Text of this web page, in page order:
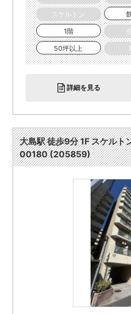
スケルトン
1階
50坪以上
詳細を見る
大島駅 徒歩9分 1F スケルト
00180 (205859)